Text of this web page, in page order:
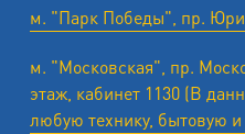
м. "Парк Победы", пр.
м. "Московская", пр.
этаж, кабинет 1130 (В
любую технику, бытовую